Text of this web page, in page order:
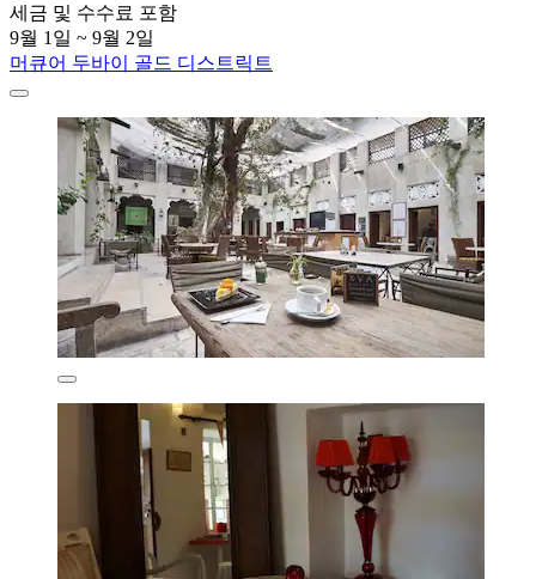
세금 및 수수료 포함
9월 1일 ~ 9월 2일
머큐어 두바이 골드 디스트릭트